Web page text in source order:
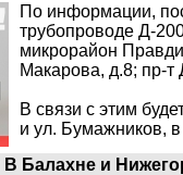
По информации,
трубопроводе Д-
микрорайон
Макарова, д.8; пр-т
В связи с этим
и ул. Бумажников,
В Балахне и